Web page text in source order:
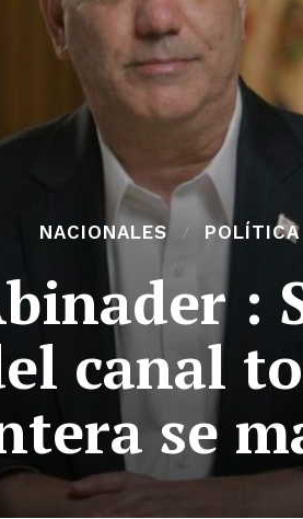
NACIONALES POLÍTICA
:
canal
se